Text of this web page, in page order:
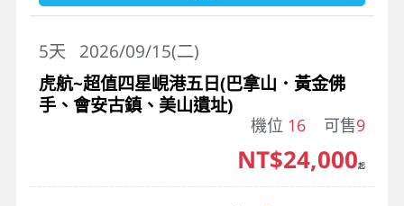
2026/09/15(二)
5天
虎航~超值四星峴港五日(巴拿山．黃金佛
手、會安古鎮、美山遺址)
機位 16 可售9
NT$24,000起